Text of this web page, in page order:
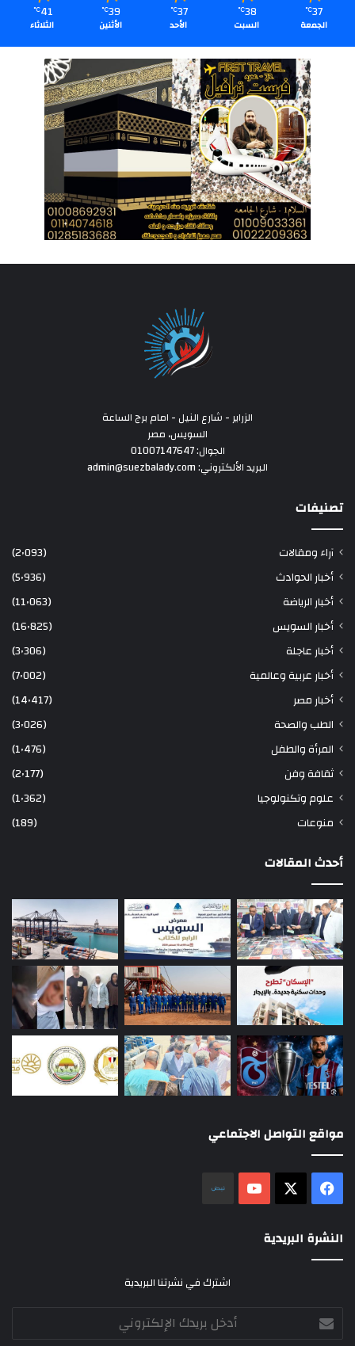
37
℃
الجمعة
38
℃
السبت
37
℃
الأحد
39
℃
الأثنين
41
℃
الثلاثاء
الزراير - شارع النيل - امام برج الساعة
السويس، مصر
الجوال: 01007147647
البريد الألكتروني: admin@suezbalady.com
تصنيفات
آراء ومقالات
(2٬093)
أخبار الحوادث
(5٬936)
أخبار الرياضة
(11٬063)
أخبار السويس
(16٬825)
أخبار عاجلة
(3٬306)
أخبار عربية وعالمية
(7٬002)
أخبار مصر
(14٬417)
الطب والصحة
(3٬026)
المرأة والطفل
(1٬476)
ثقافة وفن
(2٬177)
علوم وتكنولوجيا
(1٬362)
منوعات
(189)
أحدث المقالات
مواقع التواصل الاجتماعي
فيسبوك ‫YouTube
النشرة البريدية
اشترك في نشرتنا البريدية
أدخل
بريدك